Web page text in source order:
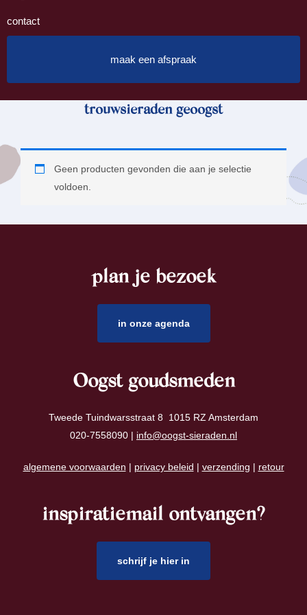
contact
maak een afspraak
trouwsieraden geoogst
Geen producten gevonden die aan je selectie
voldoen.
plan je bezoek
in onze agenda
Oogst goudsmeden
Tweede Tuindwarsstraat 8 1015 RZ Amsterdam
020-7558090 | info@oogst-sieraden.nl
algemene voorwaarden | privacy beleid | verzending | retour
inspiratiemail ontvangen?
schrijf je hier in